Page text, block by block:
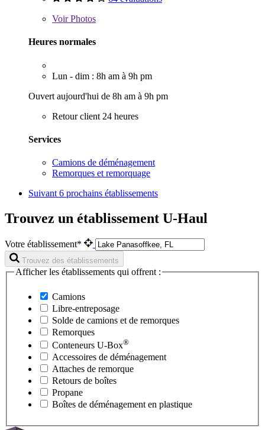
VoirPhotos
Heures normales
Lun - dim : 8h am à 9h pm
Ouvert aujourd'hui de 8h am à 9h pm
Retour client 24 heures
Services
Camions de déménagement
Remorques et remorquage
Suivant 6 prochains établissements
Trouvez un établissement U-Haul
Votre établissement*
Trouvez des établissements
Afficher les établissements qui offrent :
Camions
Libre-entreposage
Solde de camions et de remorques
Remorques
Conteneurs U-Box®
Accessoires de déménagement
Attaches de remorque
Retours de boîtes
Propane
Boîtes de déménagement en plastique